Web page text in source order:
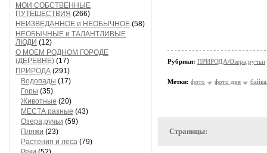
МОИ СОБСТВЕННЫЕ
ПУТЕШЕСТВИЯ (266)
НЕИЗВЕДАННОЕ и НЕОБЫЧНОЕ (58)
НЕОБЫЧНЫЕ и ТАЛАНТЛИВЫЕ
ЛЮДИ (12)
О МОЕМ РОДНОМ ГОРОДЕ
(ДЕРЕВНЕ) (17)
ПРИРОДА (291)
Водопады (17)
Горы (35)
Животные (20)
МЕСТА разные (43)
Озера,ручьи (59)
Пляжи (23)
Растения и леса (79)
Рубрики: ПРИРОДА/Озера,ручьи
Метки: фото фото дня
Страницы: